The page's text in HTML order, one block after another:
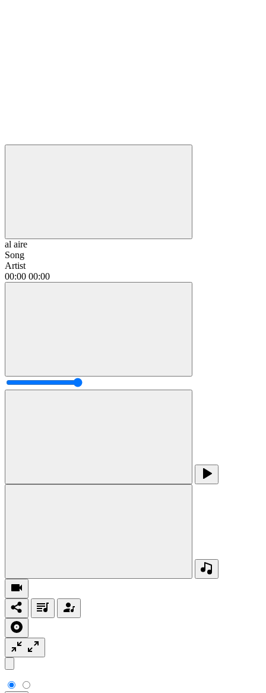
al aire
Song
Artist
00:00 00:00